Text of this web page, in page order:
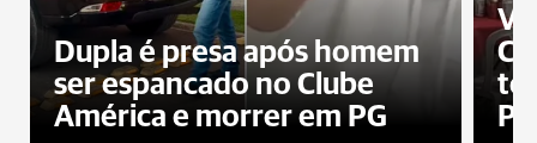
Dupla é presa após homem
ser espancado no Clube
América e morrer em PG
PG